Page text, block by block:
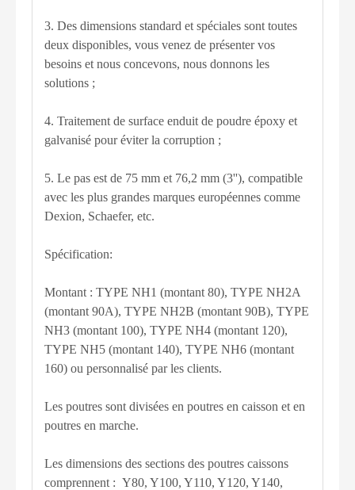
3. Des dimensions standard et spéciales sont toutes
deux disponibles, vous venez de présenter vos
besoins et nous concevons, nous donnons les
solutions ;
4. Traitement de surface enduit de poudre époxy et
galvanisé pour éviter la corruption ;
5. Le pas est de 75 mm et 76,2 mm (3''), compatible
avec les plus grandes marques européennes comme
Dexion, Schaefer, etc.
Spécification:
Montant : TYPE NH1 (montant 80), TYPE NH2A
(montant 90A), TYPE NH2B (montant 90B), TYPE
NH3 (montant 100), TYPE NH4 (montant 120),
TYPE NH5 (montant 140), TYPE NH6 (montant
160) ou personnalisé par les clients.
Les poutres sont divisées en poutres en caisson et en
poutres en marche.
Les dimensions des sections des poutres caissons
comprennent : Y80, Y100, Y110, Y120, Y140,